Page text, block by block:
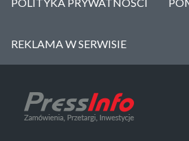
REKLAMA W SERWISIE